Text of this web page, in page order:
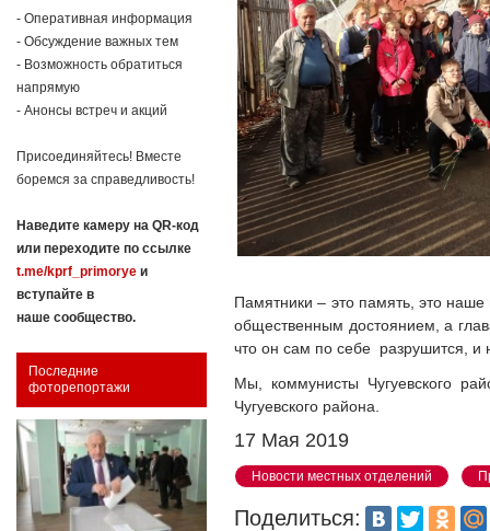
- Оперативная информация
- Обсуждение важных тем
- Возможность обратиться
напрямую
- Анонсы встреч и акций
Присоединяйтесь! Вместе
боремся за справедливость!
Наведите камеру на QR-код
или переходите по ссылке
t.me/kprf_primorye и
вступайте в
наше сообщество.
Последние
фоторепортажи
Памятники – это память, это
общественным достоянием, а
что он сам по себе разрушится, и
Мы, коммунисты Чугуевского
Чугуевского района.
17 Мая 2019
Новости местных отделений
Поделиться: